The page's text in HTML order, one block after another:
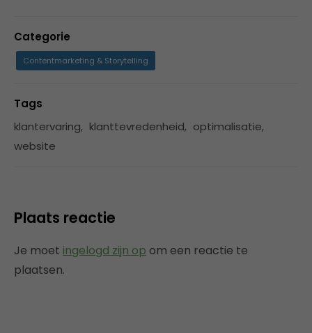
Categorie
Contentmarketing & Storytelling
Tags
klantervaring, klanttevredenheid, optimalisatie,
website
Plaats reactie
Je moet ingelogd zijn op om een reactie te
plaatsen.